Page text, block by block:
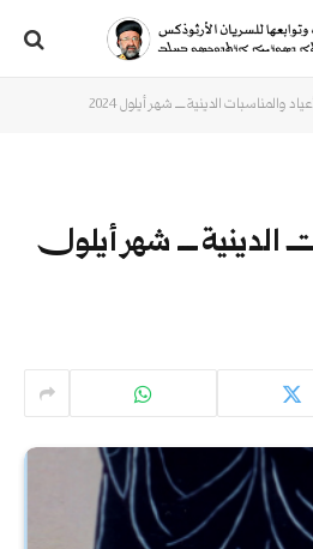
والمناسبات الدينية ــــ شهر أيلول 2024
الدينية ــــ شهر أيلول